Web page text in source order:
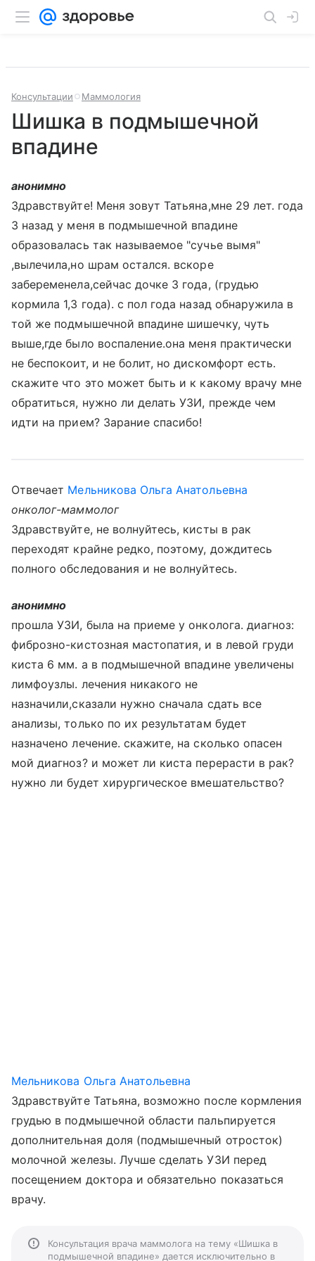
Консультации Маммология
Шишка в подмышечной
впадине
анонимно
Здравствуйте! Меня зовут Татьяна,мне 29 лет. года
3 назад у меня в подмышечной впадине
образовалась так называемое "сучье вымя"
,вылечила,но шрам остался. вскоре
забеременела,сейчас дочке 3 года, (грудью
кормила 1,3 года). с пол года назад обнаружила в
той же подмышечной впадине шишечку, чуть
выше,где было воспаление.она меня практически
не беспокоит, и не болит, но дискомфорт есть.
скажите что это может быть и к какому врачу мне
обратиться, нужно ли делать УЗИ, прежде чем
идти на прием? Зарание спасибо!
Отвечает Мельникова Ольга Анатольевна
онколог-маммолог
Здравствуйте, не волнуйтесь, кисты в рак
переходят крайне редко, поэтому, дождитесь
полного обследования и не волнуйтесь.
анонимно
прошла УЗИ, была на приеме у онколога. диагноз:
фиброзно-кистозная мастопатия, и в левой груди
киста 6 мм. а в подмышечной впадине увеличены
лимфоузлы. лечения никакого не
назначили,сказали нужно сначала сдать все
анализы, только по их результатам будет
назначено лечение. скажите, на сколько опасен
мой диагноз? и может ли киста перерасти в рак?
нужно ли будет хирургическое вмешательство?
Мельникова Ольга Анатольевна
Здравствуйте Татьяна, возможно после кормления
грудью в подмышечной области пальпируется
дополнительная доля (подмышечный отросток)
молочной железы. Лучше сделать УЗИ перед
посещением доктора и обязательно показаться
врачу.
Консультация врача маммолога на тему «Шишка в
подмышечной впадине» дается исключительно в